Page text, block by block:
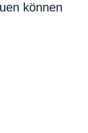
können